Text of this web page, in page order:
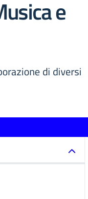
e
di diversi